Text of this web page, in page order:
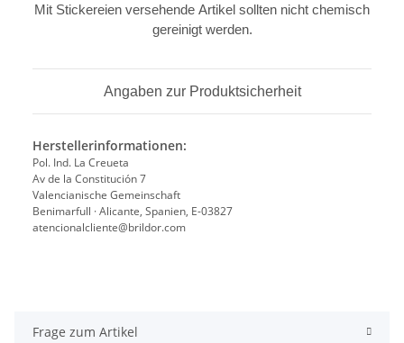
Mit Stickereien versehende Artikel sollten nicht chemisch
gereinigt werden.
Angaben zur Produktsicherheit
Herstellerinformationen:
Pol. Ind. La Creueta
Av de la Constitución 7
Valencianische Gemeinschaft
Benimarfull · Alicante, Spanien, E-03827
atencionalcliente@brildor.com
Frage zum Artikel